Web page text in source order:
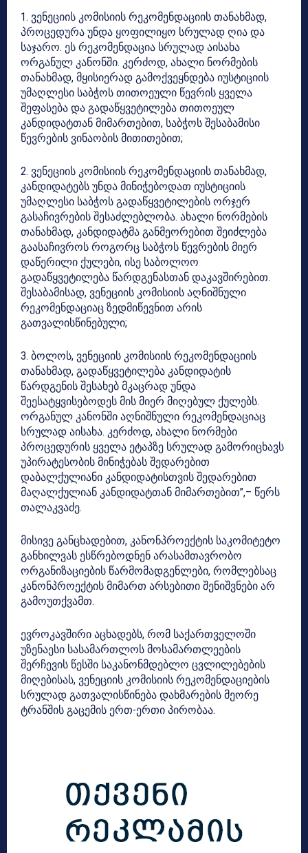
1. ვენეციის კომისიის რეკომენდაციის თანახმად,
პროცედურა უნდა ყოფილიყო სრულად ღია და
საჯარო. ეს რეკომენდაცია სრულად აისახა
ორგანულ კანონში. კერძოდ, ახალი ნორმების
თანახმად, მყისიერად გამოქვეყნდება იუსტიციის
უმაღლესი საბჭოს თითოეული წევრის ყველა
შეფასება და გადაწყვეტილება თითოეულ
კანდიდატთან მიმართებით, საბჭოს შესაბამისი
წევრების ვინაობის მითითებით;
2. ვენეციის კომისიის რეკომენდაციის თანახმად,
კანდიდატებს უნდა მინიჭებოდათ იუსტიციის
უმაღლესი საბჭოს გადაწყვეტილების ორჯერ
გასაჩივრების შესაძლებლობა. ახალი ნორმების
თანახმად, კანდიდატმა განმეორებით შეიძლება
გაასაჩივროს როგორც საბჭოს წევრების მიერ
დაწერილი ქულები, ისე საბოლოო
გადაწყვეტილება წარდგენასთან დაკავშირებით.
შესაბამისად, ვენეციის კომისიის აღნიშნული
რეკომენდაციაც ზედმიწევნით არის
გათვალისწინებული;
3. ბოლოს, ვენეციის კომისიის რეკომენდაციის
თანახმად, გადაწყვეტილება კანდიდატის
წარდგენის შესახებ მკაცრად უნდა
შეესატყვისებოდეს მის მიერ მიღებულ ქულებს.
ორგანულ კანონში აღნიშნული რეკომენდაციაც
სრულად აისახა. კერძოდ, ახალი ნორმები
პროცედურის ყველა ეტაპზე სრულად გამორიცხავს
უპირატესობის მინიჭებას შედარებით
დაბალქულიანი კანდიდატისთვის შედარებით
მაღალქულიან კანდიდატთან მიმართებით”,– წერს
თალაკვაძე.
მისივე განცხადებით, კანონპროექტის საკომიტეტო
განხილვას ესწრებოდნენ არასამთავრობო
ორგანიზაციების წარმომადგენლები, რომლებსაც
კანონპროექტის მიმართ არსებითი შენიშვნები არ
გამოუთქვამთ.
ევროკავშირი აცხადებს, რომ საქართველოში
უზენაესი სასამართლოს მოსამართლეების
შერჩევის წესში საკანონმდებლო ცვლილებების
მიღებისას, ვენეციის კომისიის რეკომენდაციების
სრულად გათვალისწინება დახმარების მეორე
ტრანშის გაცემის ერთ-ერთი პირობაა.